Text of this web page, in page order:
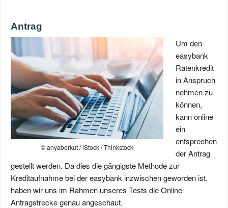
Antrag
© anyaberkut / iStock / Thinkstock
Um den
easybank
Ratenkredit
in Anspruch
nehmen zu
können,
kann online
ein
entsprechen
der Antrag
gestellt werden. Da dies die gängigste Methode zur
Kreditaufnahme bei der easybank inzwischen geworden ist,
haben wir uns im Rahmen unseres Tests die Online-
Antragstrecke genau angeschaut.